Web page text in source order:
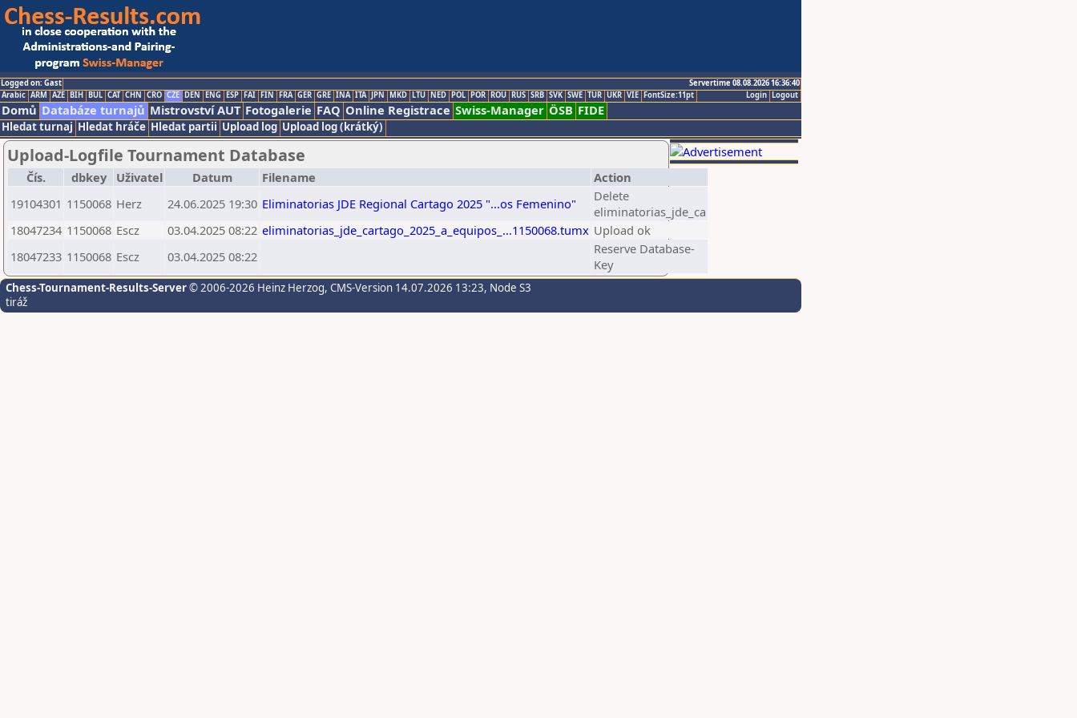
Logged on: Gast
Servertime 08.08.2026 16:36:40
Logout
Login
Arabic ARM AZE BIH BUL CAT CHN CRO CZE DEN ENG ESP FAI FIN FRA GER GRE INA ITA JPN MKD LTU NED POL POR ROU RUS SRB SVK SWE TUR UKR VIE FontSize:11pt
Domů Databáze turnajů Mistrovství AUT Fotogalerie FAQ Online Registrace Swiss-Manager ÖSB FIDE
Hledat turnaj Hledat hráče Hledat partii Upload log Upload log (krátký)
Upload-Logfile Tournament Database
Čís. dbkey Uživatel Datum Filename
Action
19104301 1150068 Herz 24.06.2025 19:30 Eliminatorias JDE Regional Cartago 2025 "...os Femenino"
Delete
eliminatorias_jde_ca
18047234 1150068 Escz 03.04.2025 08:22 eliminatorias_jde_cartago_2025_a_equipos_...1150068.tumx Upload ok
18047233 1150068 Escz 03.04.2025 08:22
Reserve Database-
Key
Chess-Tournament-Results-Server© 2006-2026 Heinz Herzog, CMS-Version 14.07.2026 13:23, Node S3
tiráž